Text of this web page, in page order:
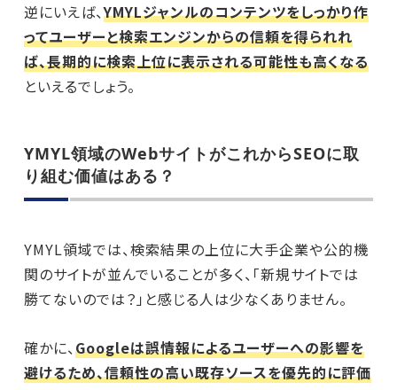
逆にいえば、YMYLジャンルのコンテンツをしっかり作
ってユーザーと検索エンジンからの信頼を得られれ
ば、長期的に検索上位に表示される可能性も高くなる
といえるでしょう。
YMYL領域のWebサイトがこれからSEOに取
り組む価値はある？
YMYL領域では、検索結果の上位に大手企業や公的機
関のサイトが並んでいることが多く、「新規サイトでは
勝てないのでは？」と感じる人は少なくありません。
確かに、Googleは誤情報によるユーザーへの影響を
避けるため、信頼性の高い既存ソースを優先的に評価